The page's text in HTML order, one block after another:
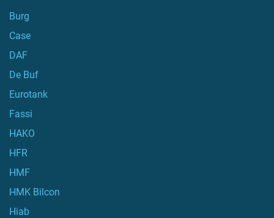
Burg
Case
DAF
De Buf
Eurotank
Fassi
HAKO
HFR
HMF
HMK Bilcon
Hiab